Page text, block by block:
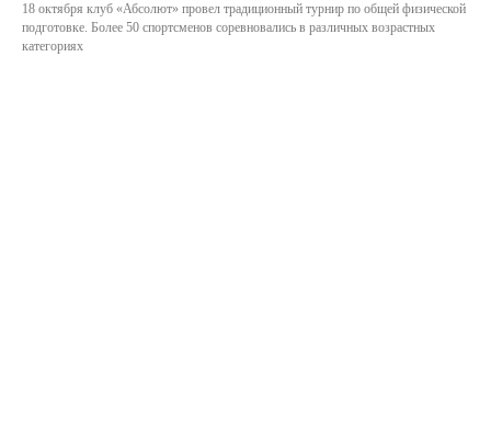
18 октября клуб «Абсолют» провел традиционный турнир по общей физической
подготовке. Более 50 спортсменов соревновались в различных возрастных
категориях